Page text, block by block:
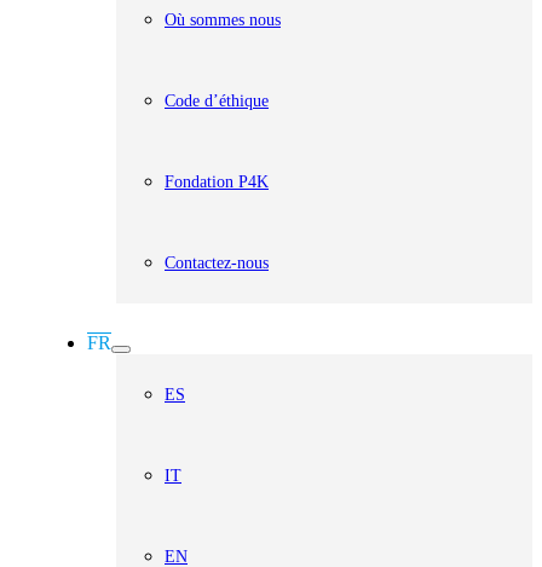
Où sommes nous
Code d’éthique
Fondation P4K
Contactez-nous
FR
ES
IT
EN